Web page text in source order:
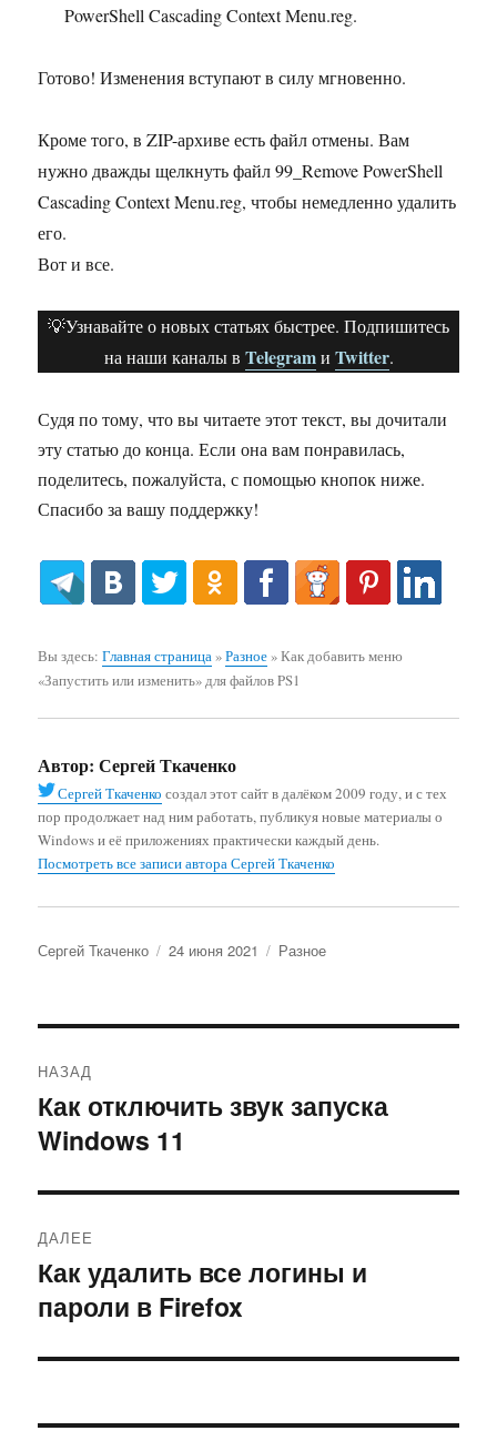
PowerShell Cascading Context Menu.reg.
Готово! Изменения вступают в силу мгновенно.
Кроме того, в ZIP-архиве есть файл отмены. Вам
нужно дважды щелкнуть файл 99_Remove PowerShell
Cascading Context Menu.reg, чтобы немедленно удалить
его.
Вот и все.
💡Узнавайте о новых статьях быстрее. Подпишитесь
на наши каналы в Telegramи Twitter.
Судя по тому, что вы читаете этот текст, вы дочитали
эту статью до конца. Если она вам понравилась,
поделитесь, пожалуйста, с помощью кнопок ниже.
Спасибо за вашу поддержку!
Вы здесь:Главная страница»Разное»Как добавить меню
«Запустить или изменить» для файлов PS1
Автор: Сергей Ткаченко
Сергей Ткаченко создал этот сайт в далёком 2009 году, и с тех
пор продолжает над ним работать, публикуя новые материалы о
Windows и её приложениях практически каждый день.
Посмотреть все записи автора Сергей Ткаченко
Автор
Сергей Ткаченко Опубликовано
24 июня 2021 Рубрики
Разное
по
записям
НАЗАД
Предыдущая
запись:
Как отключить звук запуска
Windows 11
ДАЛЕЕ
Следующая
запись:
Как удалить все логины и
пароли в Firefox